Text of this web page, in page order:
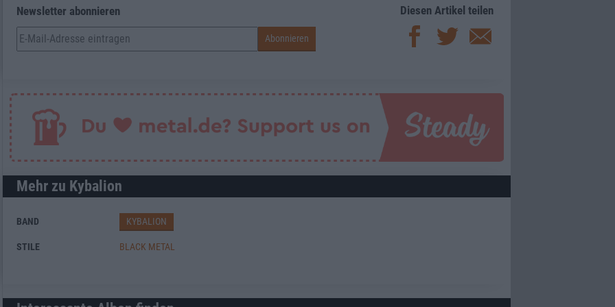
Newsletter abonnieren Diesen Artikel teilen
Mehr zu Kybalion
BAND KYBALION
STILE BLACK METAL